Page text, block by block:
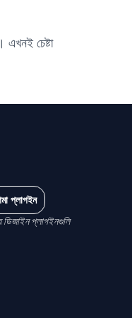
চেষ্টা
প্লাগইন
ডিজাইন প্লাগইনগুলি